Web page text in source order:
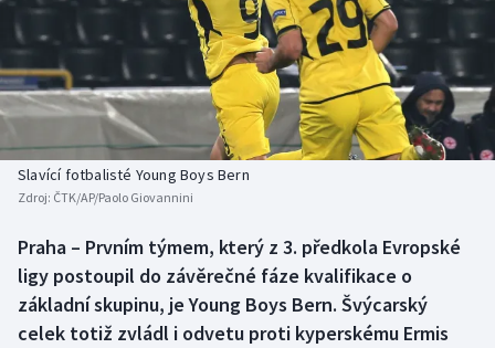
Americký fotbal
Baseball a softbal
Basketbal
Biatlon
Box
Curling
NEPŘEHLÉDNĚTE
Soutěže
Historické návraty
Aplikace ČT sport
Slavící fotbalisté Young Boys Bern
Zdroj: ČTK/AP/Paolo Giovannini
Praha – Prvním týmem, který z 3. předkola Evropské
ligy postoupil do závěrečné fáze kvalifikace o
základní skupinu, je Young Boys Bern. Švýcarský
celek totiž zvládl i odvetu proti kyperskému Ermis